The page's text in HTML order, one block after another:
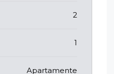
2
1
Apartamente